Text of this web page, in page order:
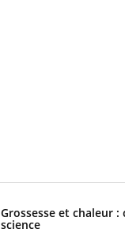
Grossesse et chaleur :
science